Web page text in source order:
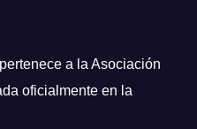
a la Asociación
oficialmente en la